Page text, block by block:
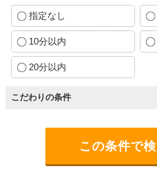
指定なし
10分以内
20分以内
こだわりの条件